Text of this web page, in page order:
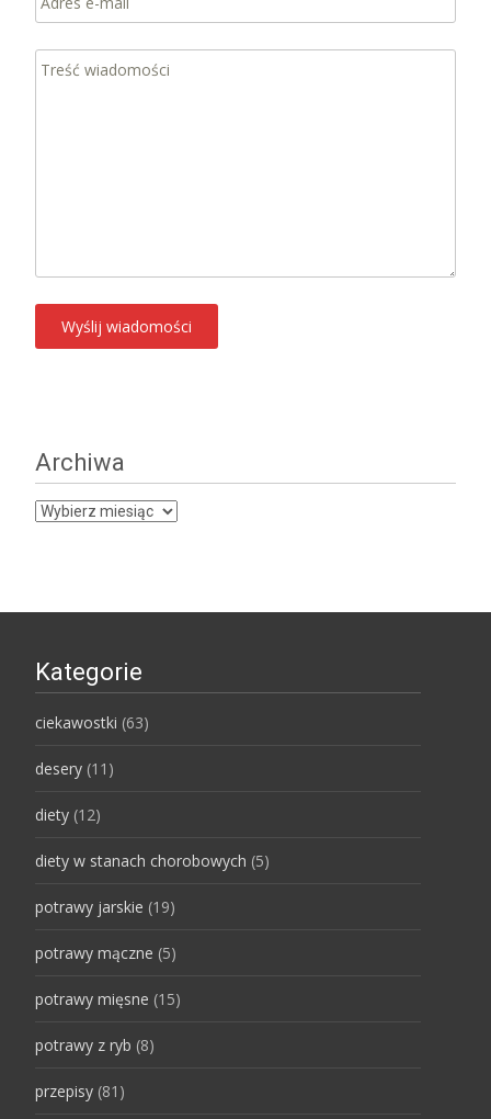
Archiwa
Archiwa
Kategorie
ciekawostki (63)
desery (11)
diety (12)
diety w stanach chorobowych (5)
potrawy jarskie (19)
potrawy mączne (5)
potrawy mięsne (15)
potrawy z ryb (8)
przepisy (81)